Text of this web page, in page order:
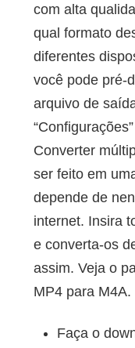
com alta
qual formato
diferentes
você pode pré-
arquivo de
Converter
ser feito em
depende de
internet. Insira
e converta-os
assim. Veja o
MP4 para M4A.
Faça o